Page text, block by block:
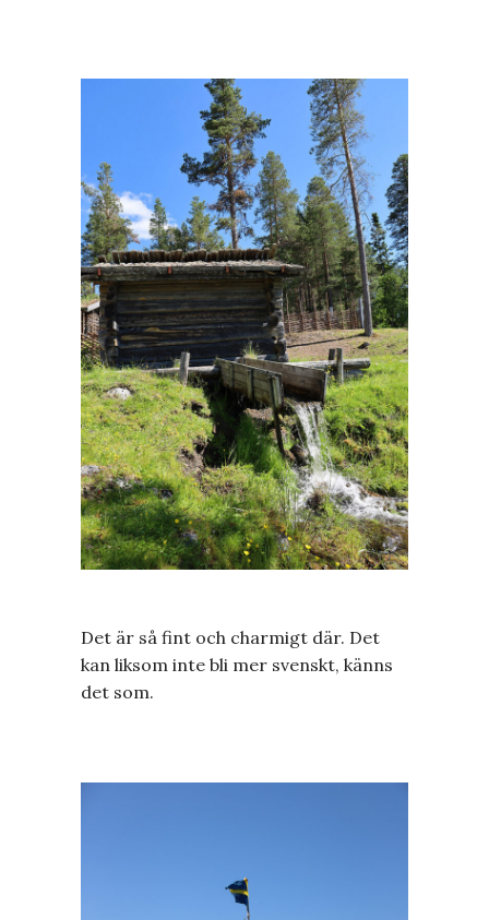
Det är så fint och charmigt där. Det
kan liksom inte bli mer svenskt, känns
det som.